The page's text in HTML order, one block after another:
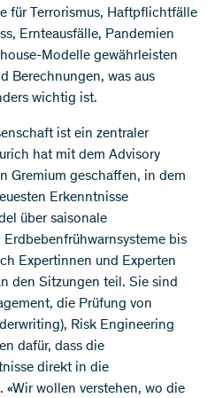
für Terrorismus, Haftpflichtfälle
Ernteausfälle, Pandemien
Modelle gewährleisten
Berechnungen, was aus
wichtig ist.
ist ein zentraler
hat mit dem Advisory
Gremium geschaffen, in dem
Erkenntnisse
über saisonale
bis
Expertinnen und Experten
den Sitzungen teil. Sie sind
die Prüfung von
Risk Engineering
dafür, dass die
direkt in die
«Wir wollen verstehen, wo die